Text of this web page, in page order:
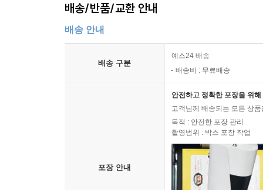
배송/반품/교환 안내
배송 안내
배송 구분
예스24 배송
배송비 : 무료배송
포장 안내
안전하고 정확한 포장을 위
고객님께 배송되는 모든 상
목적 : 안전한 포장 관리
촬영범위 : 박스 포장 작업